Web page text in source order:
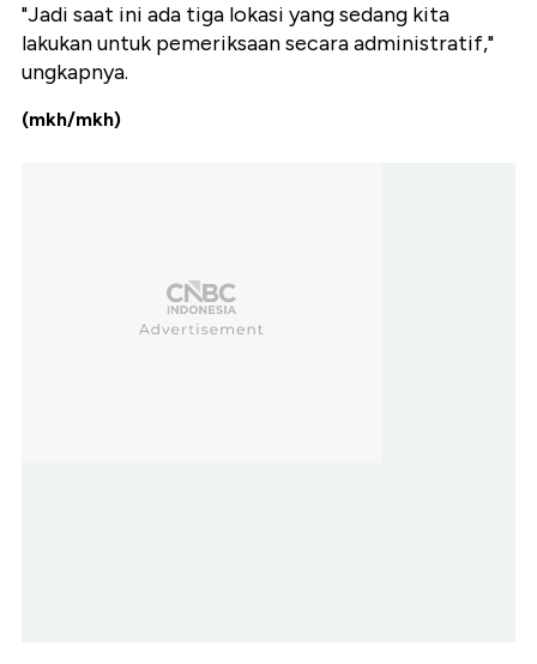
"Jadi saat ini ada tiga lokasi yang sedang kita
lakukan untuk pemeriksaan secara administratif,"
ungkapnya.
(mkh/mkh)